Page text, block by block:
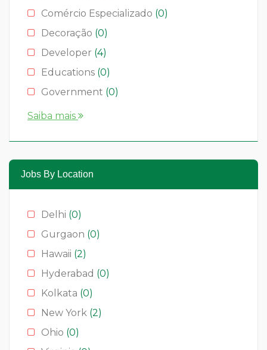
Comércio Especializado (0)
Decoração (0)
Developer (4)
Educations (0)
Government (0)
Hotelaria
Moda(0)
Restauração(0)
Restaurants
Serviços
(0)
Technology
Saiba mais
Jobs By Location
Delhi (0)
Gurgaon (0)
Hawaii (2)
Hyderabad (0)
Kolkata (0)
New York (2)
Ohio (0)